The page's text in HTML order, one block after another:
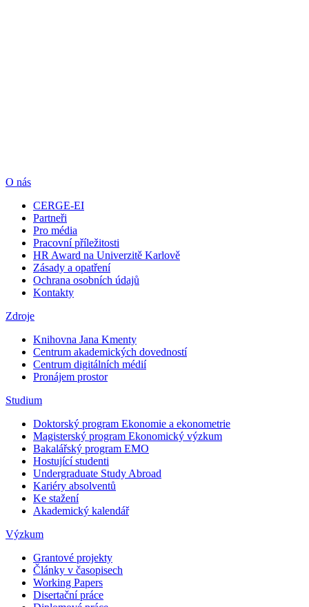
O nás
CERGE-EI
Partneři
Pro média
Pracovní příležitosti
HR Award na Univerzitě Karlově
Zásady a opatření
Ochrana osobních údajů
Kontakty
Zdroje
Knihovna Jana Kmenty
Centrum akademických dovedností
Centrum digitálních médií
Pronájem prostor
Studium
Doktorský program Ekonomie a ekonometrie
Magisterský program Ekonomický výzkum
Bakalářský program EMO
Hostující studenti
Undergraduate Study Abroad
Kariéry absolventů
Ke stažení
Akademický kalendář
Výzkum
Grantové projekty
Články v časopisech
Working Papers
Disertační práce